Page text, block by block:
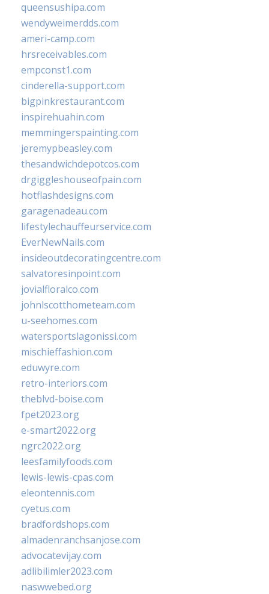
queensushipa.com
wendyweimerdds.com
ameri-camp.com
hrsreceivables.com
empconst1.com
cinderella-support.com
bigpinkrestaurant.com
inspirehuahin.com
memmingerspainting.com
jeremypbeasley.com
thesandwichdepotcos.com
drgiggleshouseofpain.com
hotflashdesigns.com
garagenadeau.com
lifestylechauffeurservice.com
EverNewNails.com
insideoutdecoratingcentre.com
salvatoresinpoint.com
jovialfloralco.com
johnlscotthometeam.com
u-seehomes.com
watersportslagonissi.com
mischieffashion.com
eduwyre.com
retro-interiors.com
theblvd-boise.com
fpet2023.org
e-smart2022.org
ngrc2022.org
leesfamilyfoods.com
lewis-lewis-cpas.com
eleontennis.com
cyetus.com
bradfordshops.com
almadenranchsanjose.com
advocatevijay.com
adlibilimler2023.com
naswwebed.org